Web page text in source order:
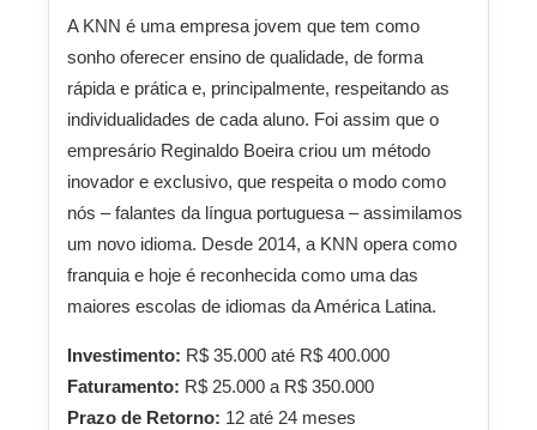
A KNN é uma empresa jovem que tem como
sonho oferecer ensino de qualidade, de forma
rápida e prática e, principalmente, respeitando as
individualidades de cada aluno. Foi assim que o
empresário Reginaldo Boeira criou um método
inovador e exclusivo, que respeita o modo como
nós – falantes da língua portuguesa – assimilamos
um novo idioma. Desde 2014, a KNN opera como
franquia e hoje é reconhecida como uma das
maiores escolas de idiomas da América Latina.
Investimento: R$ 35.000 até R$ 400.000
Faturamento: R$ 25.000 a R$ 350.000
Prazo de Retorno: 12 até 24 meses